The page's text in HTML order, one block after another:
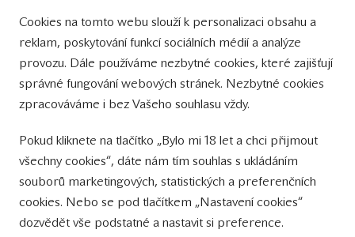
Přinášíme vám týdně
tipy na Facebooku
Sledujte nás
na Instagramu
Sledujte náš
YouTube kanál
Přihlášení k odběru novinek
Cookies na tomto webu slouží k personalizaci obsahu a
reklam, poskytování funkcí sociálních médií a analýze
provozu. Dále používáme nezbytné cookies, které zajišťují
správné fungování webových stránek. Nezbytné cookies
zpracováváme i bez Vašeho souhlasu vždy.
Pokud kliknete na tlačítko „Bylo mi 18 let a chci přijmout
všechny cookies“, dáte nám tím souhlas s ukládáním
souborů marketingových, statistických a preferenčních
cookies. Nebo se pod tlačítkem „Nastavení cookies“
dozvědět vše podstatné a nastavit si preference.